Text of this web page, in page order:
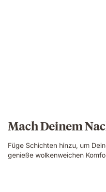
Mach Deinem
Füge Schichten hinzu, um
genieße wolkenweichen